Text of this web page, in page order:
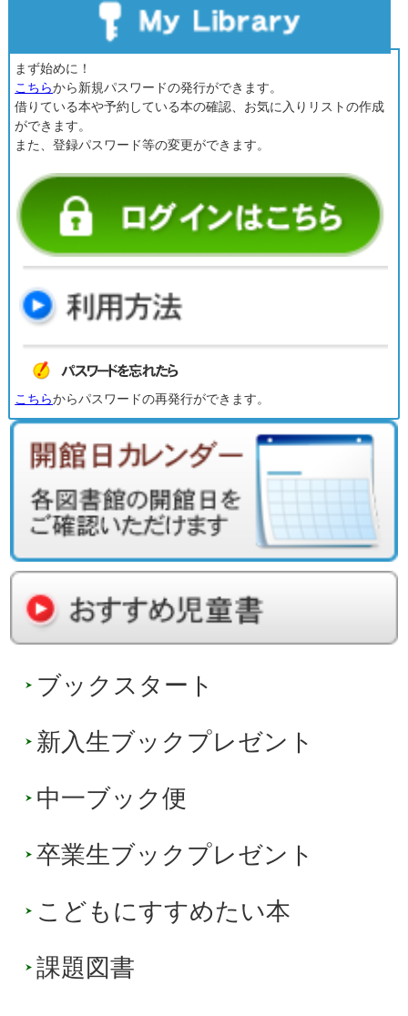
まず始めに！
こちらから新規パスワードの発行ができます。
借りている本や予約している本の確認、お気に入りリストの作成
ができます。
また、登録パスワード等の変更ができます。
こちらからパスワードの再発行ができます。
ブックスタート
新入生ブックプレゼント
中一ブック便
卒業生ブックプレゼント
こどもにすすめたい本
課題図書